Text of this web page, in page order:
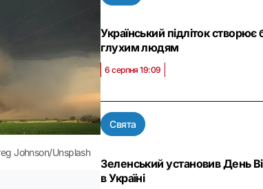
Johnson/Unsplash
Український підліток
глухим людям
6 серпня 19:09
Свята
Зеленський установив День
в Україні